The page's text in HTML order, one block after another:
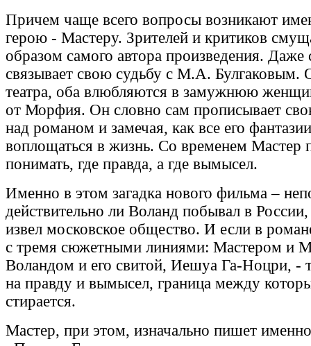
Причем чаще всего вопросы возникают
герою - Мастеру. Зрителей и критиков
образом самого автора произведения. Даже
связывает свою судьбу с М.А. Булгаковым.
театра, оба влюбляются в замужнюю
от Морфия. Он словно сам прописывает
над романом и замечая, как все его
воплощаться в жизнь. Со временем Мастер
понимать, где правда, а где вымысел.
Именно в этом загадка нового фильма –
действительно ли Воланд побывал в
извел московское общество. И если в
с тремя сюжетными линиями: Мастером и
Воландом и его свитой, Иешуа Га-Ноцри, -
на правду и вымысел, граница между
стирается.
Мастер, при этом, изначально пишет